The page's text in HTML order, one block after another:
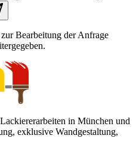
Bearbeitung der Anfrage
in München und
exklusive Wandgestaltung,